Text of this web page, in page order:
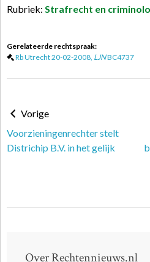
Rubriek: Strafrecht en
Gerelateerde rechtspraak:
Rb Utrecht 20-02-2008, LJNBC4737
Vorige
Voorzieningenrechter stelt
Districhip B.V. in het gelijk
Over Rechtennieuws.nl